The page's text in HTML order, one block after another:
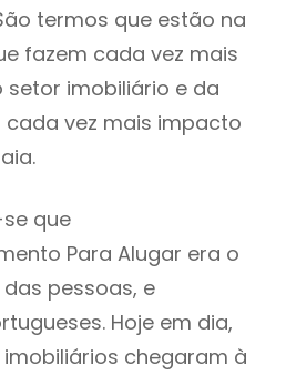
termos que estão na
fazem cada vez mais
setor imobiliário e da
vez mais impacto
que
Para Alugar era o
pessoas, e
Hoje em dia,
chegaram à